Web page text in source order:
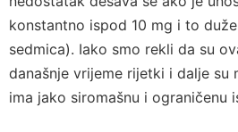
konstantno ispod 10 mg i to
sedmica). Iako smo rekli da su
današnje vrijeme rijetki i dalje su
ima jako siromašnu i ograničenu